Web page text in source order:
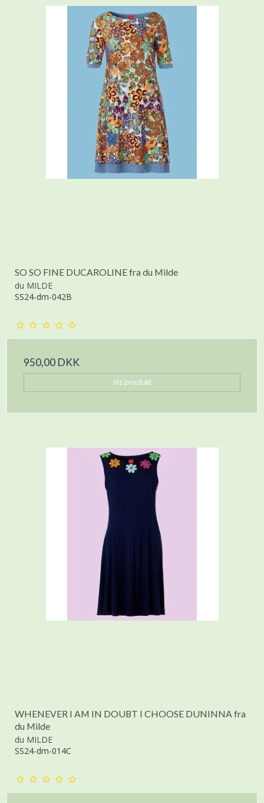
SO SO FINE DUCAROLINE fra du Milde
du MILDE
SS24-dm-042B
950,00 DKK
Vis produkt
WHENEVER I AM IN DOUBT I CHOOSE DUNINNA fra
du Milde
du MILDE
SS24-dm-014C